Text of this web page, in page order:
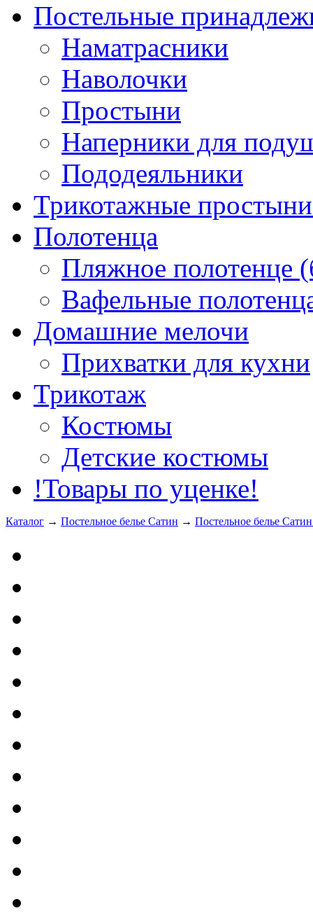
Постельные
Наматрасники
Наволочки
Простыни
Наперники для
Пододеяльники
Трикотажные
Полотенца
Пляжное полотенце
Вафельные
Домашние мелочи
Прихватки для кухни
Трикотаж
Костюмы
Детские костюмы
!Товары по уценке!
Каталог → Постельное белье Сатин → Постельное белье